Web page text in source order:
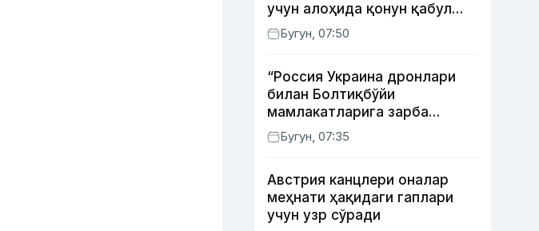
учун алоҳида қонун қабул
қилинди
Бугун, 07:50
“Россия Украина дронлари
билан Болтиқбўйи
мамлакатларига зарба
бермоқчи” — Литва мудофаа
вазири
Бугун, 07:35
Австрия канцлери оналар
меҳнати ҳақидаги гаплари
учун узр сўради